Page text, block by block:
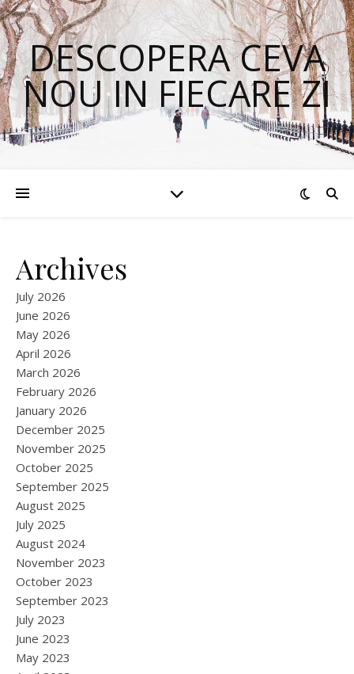
DESCOPERA CEVA
NOU IN FIECARE ZI
Archives
July 2026
June 2026
May 2026
April 2026
March 2026
February 2026
January 2026
December 2025
November 2025
October 2025
September 2025
August 2025
July 2025
August 2024
November 2023
October 2023
September 2023
July 2023
June 2023
May 2023